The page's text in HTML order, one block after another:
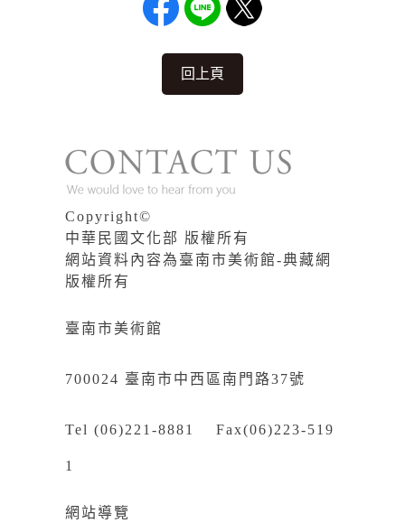
回上頁
Copyright©
中華民國文化部 版權所有
網站資料內容為臺南市美術館-典藏網
版權所有
臺南市美術館
700024 臺南市中西區南門路37號
Tel (06)221-8881 Fax(06)223-519
1
網站導覽